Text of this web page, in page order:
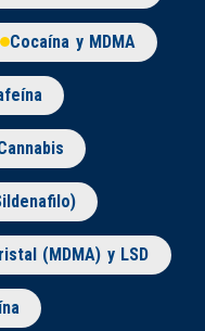
Cocaína y MDMA
(MDMA) y LSD